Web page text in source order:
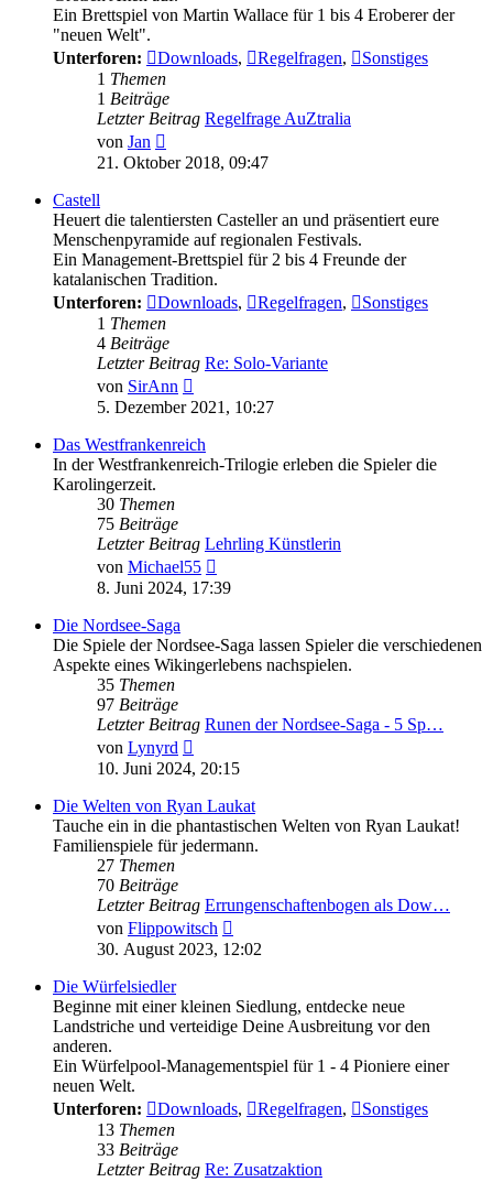
Ein Brettspiel von Martin Wallace für 1 bis 4 Eroberer der
"neuen Welt".
Unterforen:
Downloads, Regelfragen,
Sonstiges
1 Themen
1 Beiträge
Letzter Beitrag Regelfrage AuZtralia
von Jan
Beitrag
21. Oktober 2018, 09:47
Castell
Heuert die talentiersten Casteller an und präsentiert eure
Menschenpyramide auf regionalen Festivals.
Ein Management-Brettspiel für 2 bis 4 Freunde der
katalanischen Tradition.
Unterforen:
Downloads, Regelfragen,
Sonstiges
1 Themen
4 Beiträge
Letzter Beitrag Re: Solo-Variante
von SirAnn
Beitrag
5. Dezember 2021, 10:27
Das Westfrankenreich
In der Westfrankenreich-Trilogie erleben die Spieler die
Karolingerzeit.
30 Themen
75 Beiträge
Letzter Beitrag Lehrling Künstlerin
von Michael55
Beitrag
8. Juni 2024, 17:39
Die Nordsee-Saga
Die Spiele der Nordsee-Saga lassen Spieler die verschiedenen
Aspekte eines Wikingerlebens nachspielen.
35 Themen
97 Beiträge
Letzter Beitrag Runen der Nordsee-Saga - 5 Sp…
von Lynyrd
Beitrag
10. Juni 2024, 20:15
Die Welten von Ryan Laukat
Tauche ein in die phantastischen Welten von Ryan Laukat!
Familienspiele für jedermann.
27 Themen
70 Beiträge
Letzter Beitrag Errungenschaftenbogen als Dow…
von Flippowitsch
Beitrag
30. August 2023, 12:02
Die Würfelsiedler
Beginne mit einer kleinen Siedlung, entdecke neue
Landstriche und verteidige Deine Ausbreitung vor den
anderen.
Ein Würfelpool-Managementspiel für 1 - 4 Pioniere einer
neuen Welt.
Unterforen:
Downloads, Regelfragen,
Sonstiges
13 Themen
33 Beiträge
Letzter Beitrag Re: Zusatzaktion